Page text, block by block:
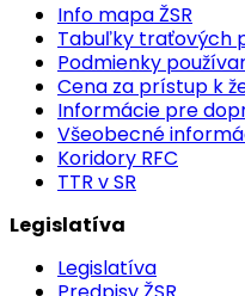
Info mapa ŽSR
Tabuľky traťových
Podmienky
Cena za prístup k
Informácie pre
Všeobecné
Koridory RFC
TTR v SR
Legislatíva
Legislatíva